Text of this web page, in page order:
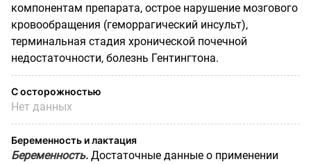
компонентам препарата, острое нарушение мозгового
кровообращения (геморрагический инсульт),
терминальная стадия хронической почечной
недостаточности, болезнь Гентингтона.
С осторожностью
Нет данных
Беременность и лактация
Беременность. Достаточные данные о применении